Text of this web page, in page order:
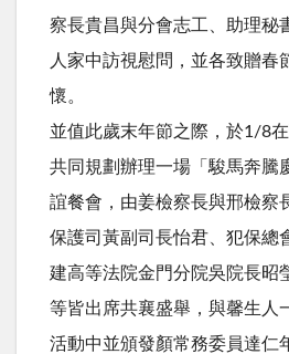
察長貴昌與分會志工、助理秘
人家中訪視慰問，並各致贈春
懷。
並值此歲末年節之際，於1/8
共同規劃辦理一場「駿馬奔騰
誼餐會，由姜檢察長與邢檢察
保護司黃副司長怡君、犯保總
建高等法院金門分院吳院長昭
等皆出席共襄盛舉，與馨生人
活動中並頒發顏常務委員達仁